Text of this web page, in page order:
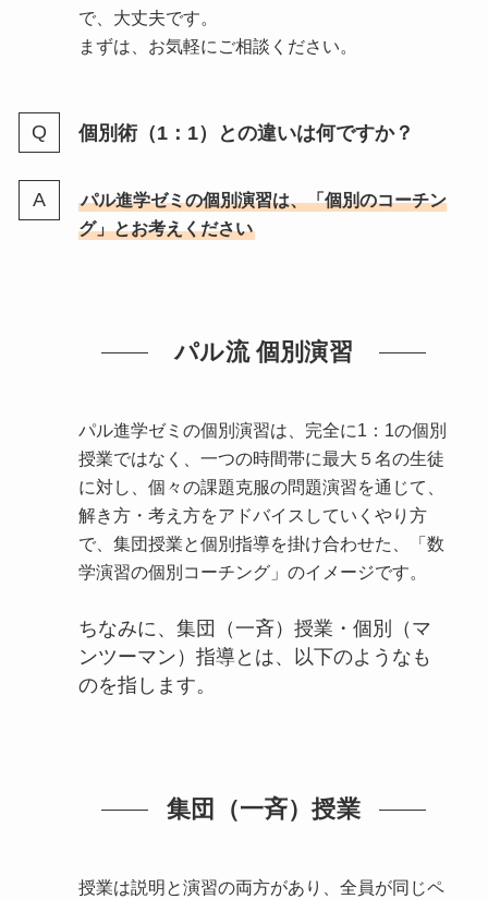
で、大丈夫です。
まずは、お気軽にご相談ください。
個別術（1：1）との違いは何ですか？
パル進学ゼミの個別演習は、「個別のコーチン
グ」とお考えください
パル流 個別演習
パル進学ゼミの個別演習は、完全に1：1の個別
授業ではなく、一つの時間帯に最大５名の生徒
に対し、個々の課題克服の問題演習を通じて、
解き方・考え方をアドバイスしていくやり方
で、集団授業と個別指導を掛け合わせた、「数
学演習の個別コーチング」のイメージです。
ちなみに、集団（一斉）授業・個別（マ
ンツーマン）指導とは、以下のようなも
のを指します。
集団（一斉）授業
授業は説明と演習の両方があり、全員が同じペ